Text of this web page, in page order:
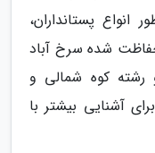
پستانداران،
شده سرخ آباد
بین دو رشته کوه شمالی و
آشنایی بیشتر با